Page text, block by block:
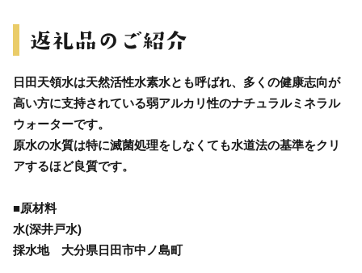
日田天領水は天然活性水素水とも呼ばれ、多くの健康志向が
高い方に支持されている弱アルカリ性のナチュラルミネラル
ウォーターです。
原水の水質は特に滅菌処理をしなくても水道法の基準をクリ
アするほど良質です。
■原材料
水(深井戸水)
採水地 大分県日田市中ノ島町